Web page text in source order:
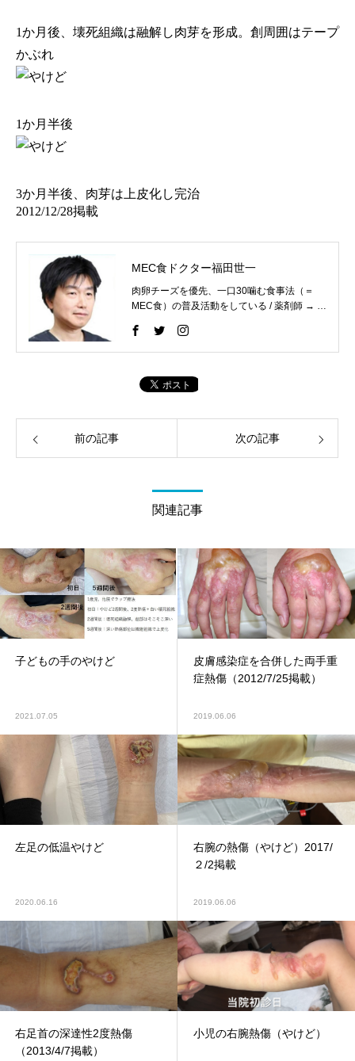
1か月後、壊死組織は融解し肉芽を形成。創周囲はテープ
かぶれ
1か月半後
3か月半後、肉芽は上皮化し完治
2012/12/28掲載
MEC食ドクター福田世一
肉卵チーズを優先、一口30噛む食事法（＝
MEC食）の普及活動をしている / 薬剤師 → 医
学博士
前の記事 次の記事
関連記事
子どもの手のやけど
2021.07.05
皮膚感染症を合併した両手重
症熱傷（2012/7/25掲載）
2019.06.06
左足の低温やけど
2020.06.16
右腕の熱傷（やけど）2017/
２/2掲載
2019.06.06
右足首の深達性2度熱傷
（2013/4/7掲載）
小児の右腕熱傷（やけど）